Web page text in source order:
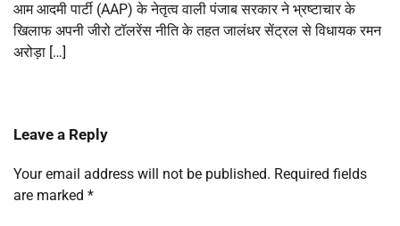
आम आदमी पार्टी (AAP) के नेतृत्व वाली पंजाब सरकार ने भ्रष्टाचार के
खिलाफ अपनी जीरो टॉलरेंस नीति के तहत जालंधर सेंट्रल से विधायक रमन
अरोड़ा […]
Leave a Reply
Your email address will not be published. Required fields
are marked *